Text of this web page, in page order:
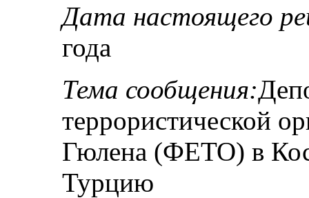
Дата настоящего
года
Тема сообщения:
террористической
Гюлена (ФЕТО) в
Турцию